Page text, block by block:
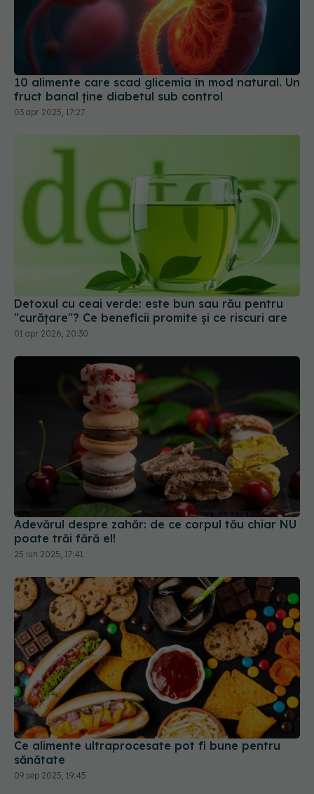
10 alimente care scad glicemia în mod natural. Un
fruct banal ține diabetul sub control
Detoxul cu ceai verde: este bun sau rău pentru
"curățare"? Ce beneficii promite și ce riscuri are
Adevărul despre zahăr: de ce corpul tău chiar NU
poate trăi fără el!
25 iun 2025, 17:41
Ce alimente ultraprocesate pot fi bune pentru
sănătate
09 sep 2025, 19:45